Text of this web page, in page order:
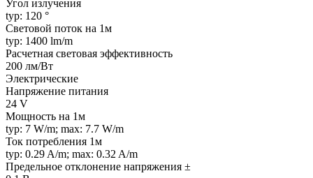
Угол излучения
typ: 120 °
Световой поток на 1м
typ: 1400 lm/m
Расчетная световая эффективность
200 лм/Вт
Электрические
Напряжение питания
24 V
Мощность на 1м
typ: 7 W/m; max: 7.7 W/m
Ток потребления 1м
typ: 0.29 A/m; max: 0.32 A/m
Предельное отклонение напряжения ±